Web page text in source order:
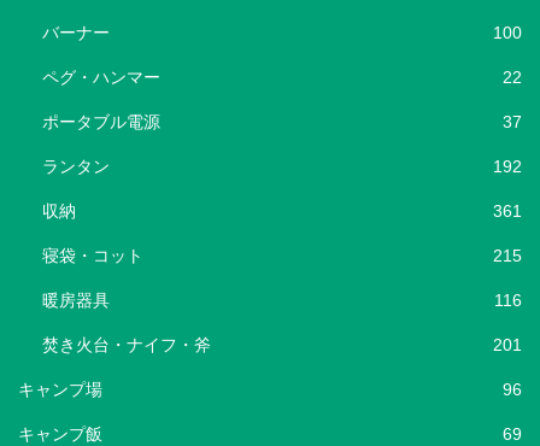
バーナー 100
ペグ・ハンマー 22
ポータブル電源 37
ランタン 192
収納 361
寝袋・コット 215
暖房器具 116
焚き火台・ナイフ・斧 201
キャンプ場 96
キャンプ飯 69